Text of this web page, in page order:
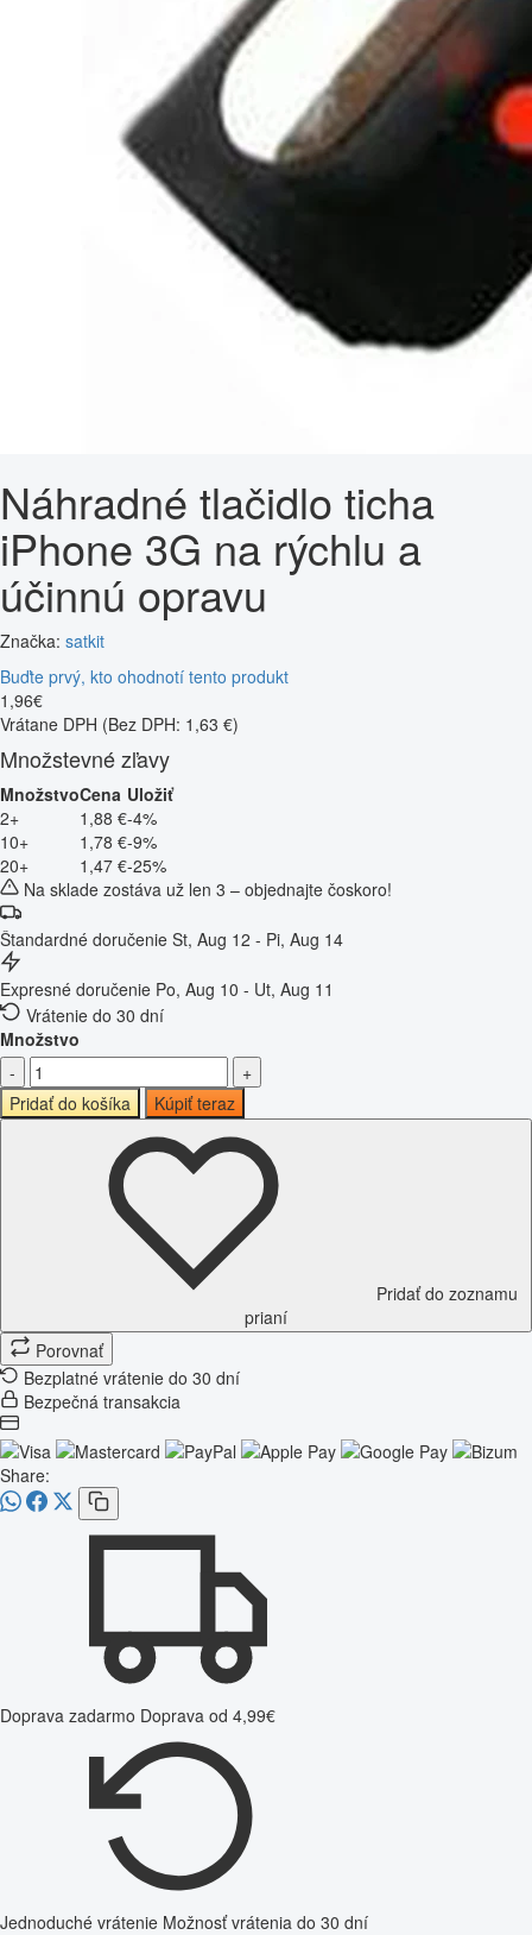
Náhradné tlačidlo ticha
iPhone 3G na rýchlu a
účinnú opravu
Značka: satkit
Buďte prvý, kto ohodnotí tento produkt
1 ,96€
Vrátane DPH (Bez DPH: 1,63 €)
Množstevné zľavy
MnožstvoCena Uložiť
2+
1,88 €-4%
10+
1,78 €-9%
20+
1,47 €-25%
Na sklade zostáva už len 3 – objednajte čoskoro!
Štandardné doručenie St, Aug 12 - Pi, Aug 14
Expresné doručenie Po, Aug 10 - Ut, Aug 11
Vrátenie do 30 dní
Množstvo
-
+
Pridať do košíka
Kúpiť teraz
Pridať do zoznamu
prianí
Porovnať
Bezplatné vrátenie do 30 dní
Bezpečná transakcia
Share:
Doprava zadarmo Doprava od 4,99€
Jednoduché vrátenie Možnosť vrátenia do 30 dní